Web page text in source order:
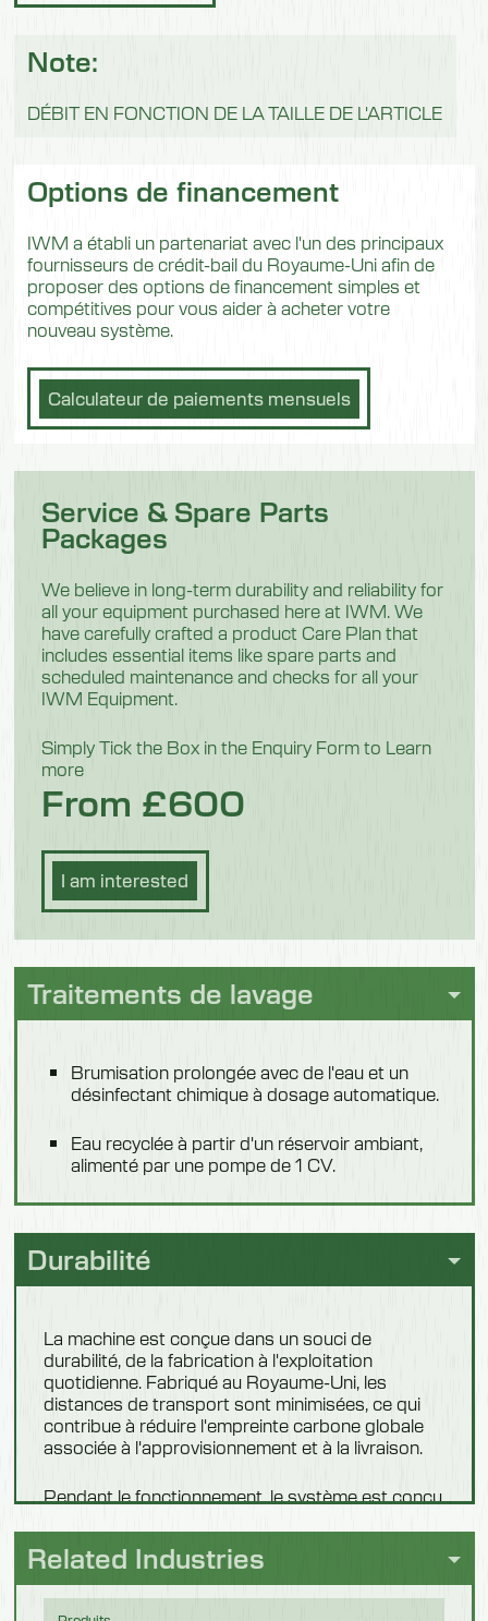
Note:
DÉBIT EN FONCTION DE LA TAILLE DE L'ARTICLE
Options de financement
IWM a établi un partenariat avec l'un des principaux
fournisseurs de crédit-bail du Royaume-Uni afin de
proposer des options de financement simples et
compétitives pour vous aider à acheter votre
nouveau système.
Calculateur de paiements mensuels
Service & Spare Parts
Packages
We believe in long-term durability and reliability for
all your equipment purchased here at IWM. We
have carefully crafted a product Care Plan that
includes essential items like spare parts and
scheduled maintenance and checks for all your
IWM Equipment.
Simply Tick the Box in the Enquiry Form to Learn
more
From £600
I am interested
Traitements de lavage
Brumisation prolongée avec de l'eau et un
désinfectant chimique à dosage automatique.
Eau recyclée à partir d'un réservoir ambiant,
alimenté par une pompe de 1 CV.
Durabilité
La machine est conçue dans un souci de
durabilité, de la fabrication à l'exploitation
quotidienne. Fabriqué au Royaume-Uni, les
distances de transport sont minimisées, ce qui
contribue à réduire l'empreinte carbone globale
associée à l'approvisionnement et à la livraison.
Pendant le fonctionnement, le système est conçu
chimiques, offrant des performances de
nettoyage et de désinfection efficaces tout en
réduisant la consommation. Une application
uniforme et uniforme sur l'ensemble du produit
Related Industries